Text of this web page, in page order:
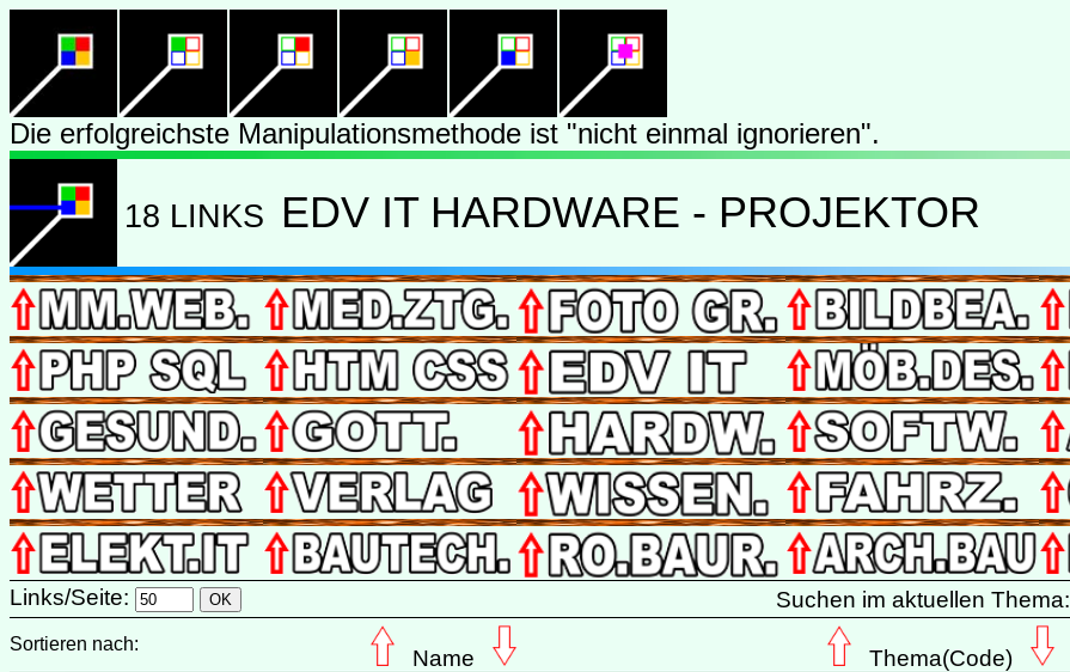
Die erfolgreichste Manipulationsmethode ist "nicht einmal ignorieren".
18 LINKS EDV IT HARDWARE - PROJEKTOR
Links/Seite: Suchen im aktuellen Thema:
Sortieren nach:
Name Thema(Code)